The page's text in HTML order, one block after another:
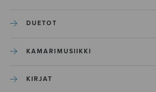
DUETOT
KAMARIMUSIIKKI
KIRJAT